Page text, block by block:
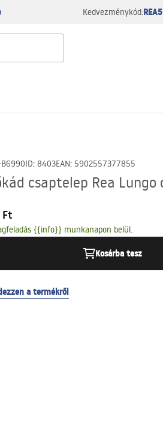
Kedvezménykód:REA5
B6990ID: 8403EAN: 5902557377855
csaptelep Rea Lungo
{{info}} munkanapon belül.
Kosárba tesz
a termékről